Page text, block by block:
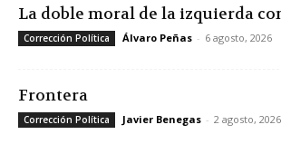
La doble moral de la izquierda
Corrección Política Álvaro Peñas - 6 agosto, 2026
Frontera
Corrección Política Javier Benegas - 2 agosto, 2026